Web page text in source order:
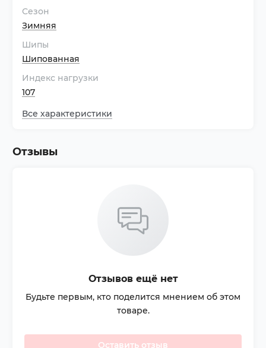
Сезон
Зимняя
Шипы
Шипованная
Индекс нагрузки
107
Все характеристики
Отзывы
Отзывов ещё нет
Будьте первым, кто поделится мнением об этом
товаре.
Оставить отзыв